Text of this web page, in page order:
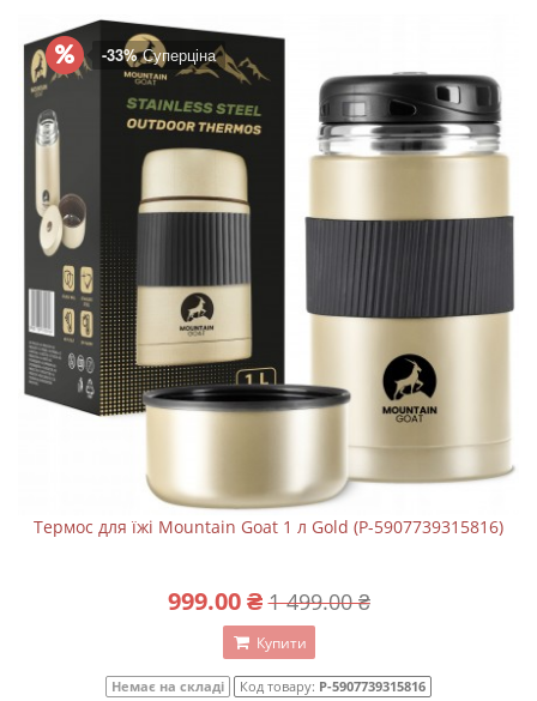
-33%Суперціна
Термос для їжі Mountain Goat 1 л Gold (P-5907739315816)
999.00 ₴ 1 499.00 ₴
Купити
Немає на складі Код товару: P-5907739315816